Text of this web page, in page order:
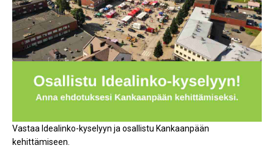
Vastaa Idealinko-kyselyyn ja osallistu Kankaanpään
kehittämiseen.